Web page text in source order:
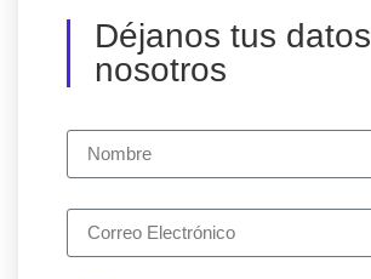
Déjanos tus
nosotros